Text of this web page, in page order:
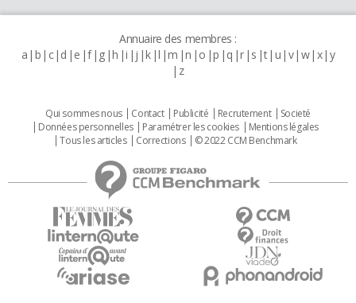
Annuaire des membres :
a b c d e f g h i j k l m n o p q r s t u v w x y
z
Qui sommes nous Contact Publicité Recrutement
Societé
Données personnelles
Paramétrer les cookies
Mentions légales
Tous les articles
Corrections © 2022 CCM Benchmark